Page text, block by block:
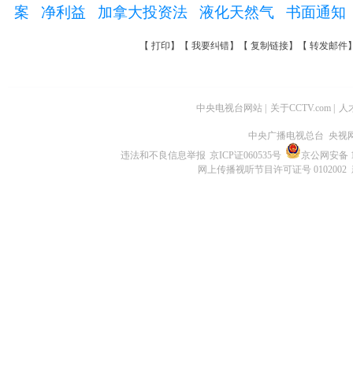
案
净利益 加拿大投资法 液化天然气 书面通知
【 打印 】【 我要纠错】【 复制链接】【 转发邮件
中央电视台网站 关于CCTV.com 人
中央广播电视总台 央视
违法和不良信息举报 京ICP证060535号
京公网安备
网上传播视听节目许可证号 0102002